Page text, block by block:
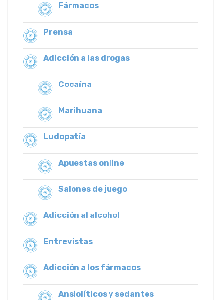
Fármacos
Prensa
Adicción a las drogas
Cocaína
Marihuana
Ludopatía
Apuestas online
Salones de juego
Adicción al alcohol
Entrevistas
Adicción a los fármacos
Ansiolíticos y sedantes